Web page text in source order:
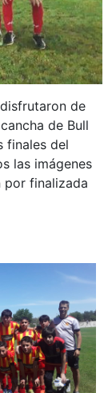
de
de Bull
finales del
las imágenes
por finalizada